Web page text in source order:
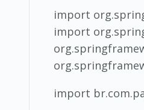
import
import
import